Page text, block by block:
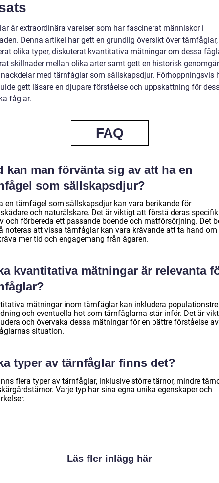
är extraordinära varelser som har fascinerat människor i
Denna artikel har gett en grundlig översikt över tärnfåglar,
olika typer, diskuterat kvantitativa mätningar om dessa
skillnader mellan olika arter samt gett en historisk
med tärnfåglar som sällskapsdjur. Förhoppningsvis
gett läsare en djupare förståelse och uppskattning för
fåglar.
FAQ
kan man förvänta sig av att ha en
som sällskapsdjur?
en tärnfågel som sällskapsdjur kan vara berikande för
och naturälskare. Det är viktigt att förstå deras
och förbereda ett passande boende och matförsörjning. Det
noteras att vissa tärnfåglar kan vara krävande att ta hand om
mer tid och engagemang från ägaren.
kvantitativa mätningar är relevanta
mätningar inom tärnfåglar kan inkludera
och eventuella hot som tärnfåglarna står inför. Det är
och övervaka dessa mätningar för en bättre förståelse av
situation.
typer av tärnfåglar finns det?
flera typer av tärnfåglar, inklusive större tärnor, mindre
Varje typ har sina egna unika egenskaper och
Läs fler inlägg här